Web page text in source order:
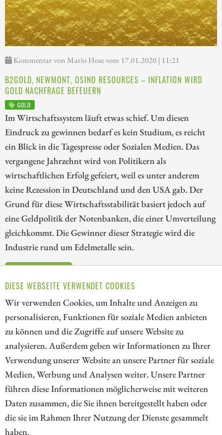
DIESE WEBSEITE VERWENDET COOKIES
Wir verwenden Cookies, um Inhalte und Anzeigen zu
personalisieren, Funktionen für soziale Medien anbieten
zu können und die Zugriffe auf unsere Website zu
analysieren. Außerdem geben wir Informationen zu Ihrer
Verwendung unserer Website an unsere Partner für soziale
Medien, Werbung und Analysen weiter. Unsere Partner
führen diese Informationen möglicherweise mit weiteren
Daten zusammen, die Sie ihnen bereitgestellt haben oder
die sie im Rahmen Ihrer Nutzung der Dienste gesammelt
haben.
Kommentar von Mario Hose vom 17.01.2020 | 11:21
B2GOLD, NEWMONT, OSINO RESOURCES – INFLATION WIRD
GOLD NACHFRAGE BEFEUERN
GOLD
Im Wirtschaftssystem läuft etwas schief. Um diesen
Eindruck zu gewinnen bedarf es kein Studium, es reicht
ein Blick in die Tagespresse oder Sozialen Medien. Das
vergangene Jahrzehnt wird von Politikern als
wirtschaftlichen Erfolg gefeiert, weil es unter anderem
keine Rezession in Deutschland und den USA gab. Der
Grund für diese Wirtschaftsstabilität basiert jedoch auf
eine Geldpolitik der Notenbanken, die einer Umverteilung
gleichkommt. Die Gewinner dieser Strategie wird die
Industrie rund um Edelmetalle sein.
140 276 277 278 279 280
282
// kapitalerhoehungen.de - © 2026 - Die Informationsplattform für
Investoren und Unternehmen rund um Kapitalerhöhung, Kapitalmarkt
und Unternehmensfinanzierung